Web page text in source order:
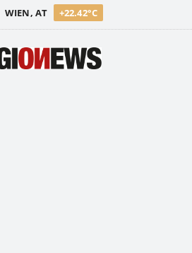
WIEN, AT +22.42°C